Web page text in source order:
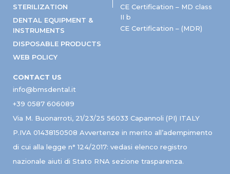
STERILIZATION
DENTAL EQUIPMENT &
INSTRUMENTS
DISPOSABLE PRODUCTS
WEB POLICY
CE Certification – MD class
II b
CE Certification – (MDR)
CONTACT US
info@bmsdental.it
+39 0587 606089
Via M. Buonarroti, 21/23/25 56033 Capannoli (PI) ITALY
P.IVA 01438150508 Avvertenze in merito all’adempimento
di cui alla legge n° 124/2017: vedasi elenco registro
nazionale aiuti di Stato RNA sezione trasparenza.